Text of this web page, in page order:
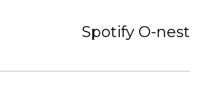
Spotify O-nest